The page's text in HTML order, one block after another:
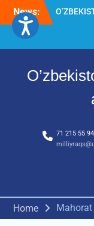
Skip
content
News:
Diqqat
imtihon
71 215 55 94
Home Mahorat